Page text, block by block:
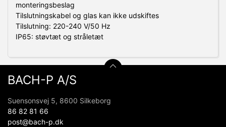
monteringsbeslag
Tilslutningskabel og glas kan ikke udskiftes
Tilslutning: 220-240 V/50 Hz
IP65: støvtæt og stråletæt
BACH-P A/S
Suensonsvej 5, 8600 Silkeborg
86 82 81 66
post@bach-p.dk